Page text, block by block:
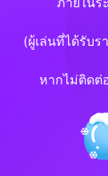
(ผู้เล่นที่ได้รับ
หากไม่ติดต่